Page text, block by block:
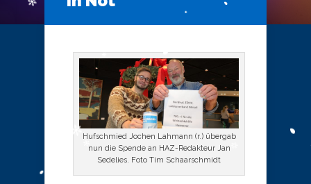
Hufschmied Jochen Lahmann (r.) übergab
nun die Spende an HAZ-Redakteur Jan
Sedelies. Foto Tim Schaarschmidt